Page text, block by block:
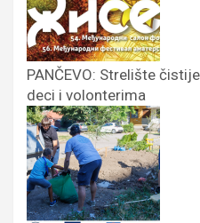
PANČEVO: Strelište
deci i volonterima